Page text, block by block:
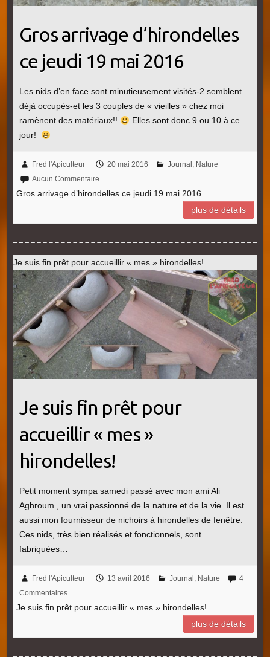
Gros arrivage d’hirondelles
ce jeudi 19 mai 2016
Les nids d’en face sont minutieusement visités-2 semblent
déjà occupés-et les 3 couples de « vieilles » chez moi
ramènent des matériaux!!
Elles sont donc 9 ou 10 à ce
jour!
Fred l'Apiculteur 20 mai 2016 Journal , Nature
Aucun Commentaire
Gros arrivage d’hirondelles ce jeudi 19 mai 2016
plus de détails
Je suis fin prêt pour accueillir « mes » hirondelles!
Je suis fin prêt pour
accueillir « mes »
hirondelles!
Petit moment sympa samedi passé avec mon ami Ali
Aghroum , un vrai passionné de la nature et de la vie. Il est
aussi mon fournisseur de nichoirs à hirondelles de fenêtre.
Ces nids, très bien réalisés et fonctionnels, sont
fabriquées…
Fred l'Apiculteur 13 avril 2016 Journal , Nature
4
Commentaires
Je suis fin prêt pour accueillir « mes » hirondelles!
plus de détails